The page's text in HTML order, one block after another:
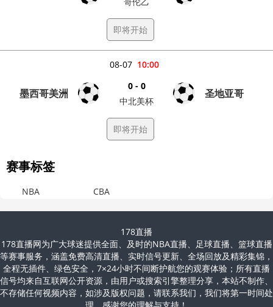
即将开始
10:00
08-07
墨西哥美洲
0 - 0
中北美杯
圣地亚哥
即将开始
赛事标签
NBA CBA
178直播
178直播网为广大球迷提供全面、及时的NBA直播、足球直播、篮球直播
等赛事服务，涵盖免费高清直播、实时信号更新、全场回放及精彩集锦，
全程无插件、绿色安全，7×24小时不间断护航您的观赛体验；所有直播
信号均来自互联网公开资源，由用户或搜索引擎整理分享，本站不制作、
不存储任何视频内容，如涉及版权问题，请联系我们，我们将第一时间处